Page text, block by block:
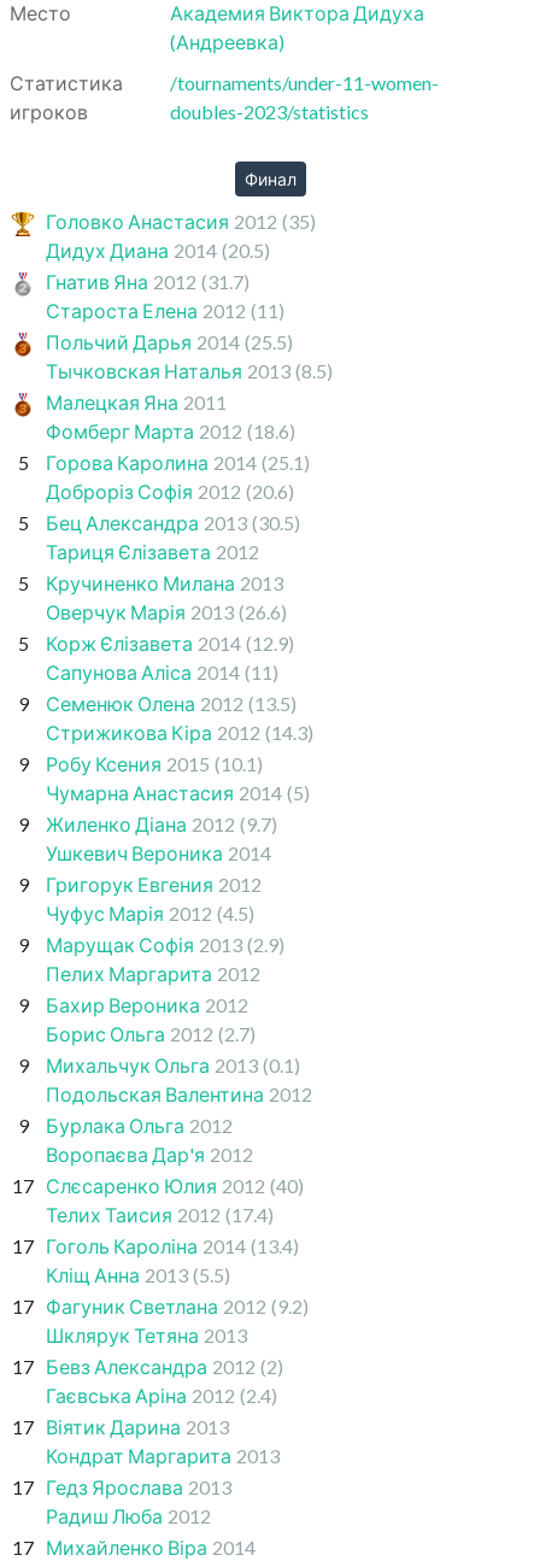
Место
Академия Виктора Дидуха
(Андреевка)
Статистика
игроков
/tournaments/under-11-women-
doubles-2023/statistics
Финал
Головко Анастасия 2012 (35)
Дидух Диана 2014 (20.5)
Гнатив Яна 2012 (31.7)
Староста Елена 2012 (11)
Польчий Дарья 2014 (25.5)
Тычковская Наталья 2013 (8.5)
Малецкая Яна 2011
Фомберг Марта 2012 (18.6)
5
Горова Каролина 2014 (25.1)
Доброріз Софія 2012 (20.6)
5
Бец Александра 2013 (30.5)
Тариця Єлізавета 2012
5
Кручиненко Милана 2013
Оверчук Марія 2013 (26.6)
5
Корж Єлізавета 2014 (12.9)
Сапунова Аліса 2014 (11)
9
Семенюк Олена 2012 (13.5)
Стрижикова Кіра 2012 (14.3)
9
Робу Ксения 2015 (10.1)
Чумарна Анастасия 2014 (5)
9
Жиленко Діана 2012 (9.7)
Ушкевич Вероника 2014
9
Григорук Евгения 2012
Чуфус Марія 2012 (4.5)
9
Марущак Софія 2013 (2.9)
Пелих Маргарита 2012
9
Бахир Вероника 2012
Борис Ольга 2012 (2.7)
9
Михальчук Ольга 2013 (0.1)
Подольская Валентина 2012
9
Бурлака Ольга 2012
Воропаєва Дар'я 2012
17 Слєсаренко Юлия 2012 (40)
Телих Таисия 2012 (17.4)
17 Гоголь Кароліна 2014 (13.4)
Кліщ Анна 2013 (5.5)
17 Фагуник Светлана 2012 (9.2)
Шклярук Тетяна 2013
17 Бевз Александра 2012 (2)
Гаєвська Аріна 2012 (2.4)
17 Віятик Дарина 2013
Кондрат Маргарита 2013
17 Гедз Ярослава 2013
Радиш Люба 2012
17 Михайленко Віра 2014